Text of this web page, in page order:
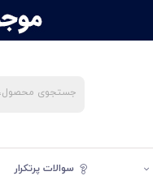
سوالات پرتکرار